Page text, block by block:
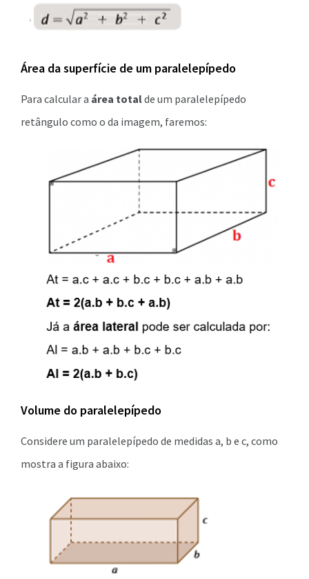
Área da superfície de um paralelepípedo
Para calcular a área totalde um paralelepípedo
retângulo como o da imagem, faremos:
Volume do paralelepípedo
Considere um paralelepípedo de medidas a, b e c, como
mostra a figura abaixo: